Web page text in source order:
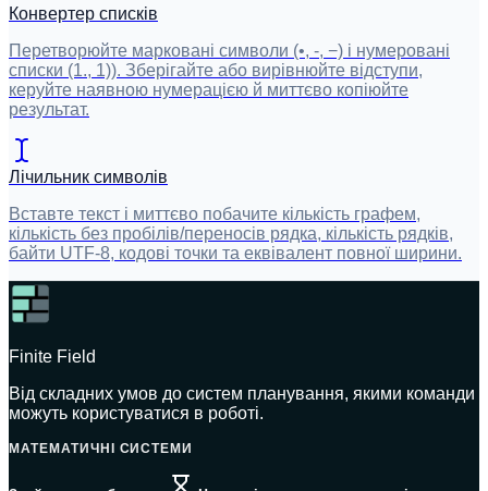
Конвертер списків
Перетворюйте марковані символи (•, -, −) і нумеровані
списки (1., 1)). Зберігайте або вирівнюйте відступи,
керуйте наявною нумерацією й миттєво копіюйте
результат.
Лічильник символів
Вставте текст і миттєво побачите кількість графем,
кількість без пробілів/переносів рядка, кількість рядків,
байти UTF-8, кодові точки та еквівалент повної ширини.
Finite Field
Від складних умов до систем планування, якими команди
можуть користуватися в роботі.
МАТЕМАТИЧНІ СИСТЕМИ